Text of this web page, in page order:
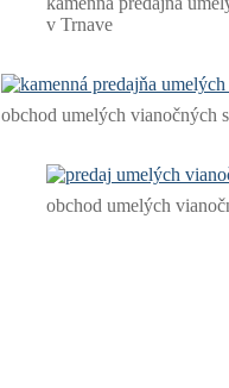
v Trnave
obchod umelých vianočných
obchod umelých